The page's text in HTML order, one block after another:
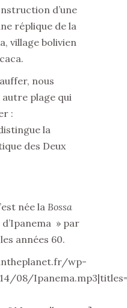
d’une
réplique de la
village bolivien
nous
autre plage qui
:
la
des Deux
née laBossa
» par
années 60.
wp-
08/